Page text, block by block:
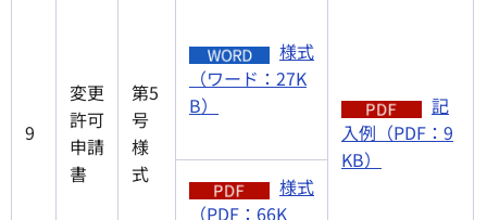
9
変更
許可
申請
書
第5
号
様
式
様式
（ワード：27K
B）
記
入例（PDF：9
KB）
様式
（PDF：66K